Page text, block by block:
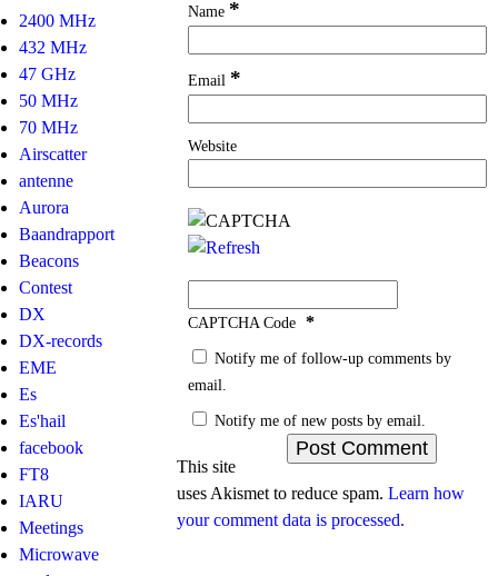
2400 MHz
432 MHz
47 GHz
50 MHz
70 MHz
Airscatter
antenne
Aurora
Baandrapport
Beacons
Contest
DX
DX-records
EME
Es
Es'hail
facebook
FT8
IARU
Meetings
Microwave
Name *
Email *
Website
CAPTCHA Code *
Notify me of follow-up comments by
email.
Notify me of new posts by email.
This site
uses Akismet to reduce spam.Learn how
your comment data is processed.